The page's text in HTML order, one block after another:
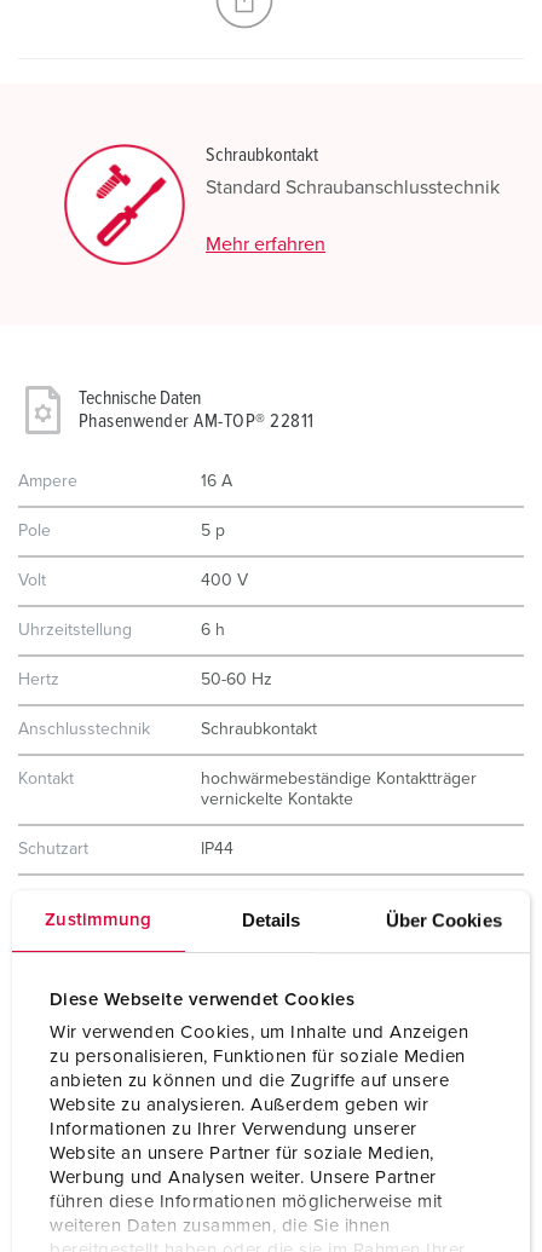
Zustimmung Details Über Cookies
Diese Webseite verwendet Cookies
Wir verwenden Cookies, um Inhalte und Anzeigen
zu personalisieren, Funktionen für soziale Medien
anbieten zu können und die Zugriffe auf unsere
Website zu analysieren. Außerdem geben wir
Informationen zu Ihrer Verwendung unserer
Website an unsere Partner für soziale Medien,
Werbung und Analysen weiter. Unsere Partner
führen diese Informationen möglicherweise mit
weiteren Daten zusammen, die Sie ihnen
Schraubkontakt
Standard Schraubanschlusstechnik
Mehr erfahren
Technische Daten
Phasenwender AM-TOP® 22811
Ampere 16 A
Pole 5 p
Volt 400 V
Uhrzeitstellung 6 h
Hertz 50-60 Hz
Anschlusstechnik Schraubkontakt
Kontakt
hochwärmebeständige Kontaktträger
vernickelte Kontakte
Schutzart IP44
Prüfzeichen
VDE